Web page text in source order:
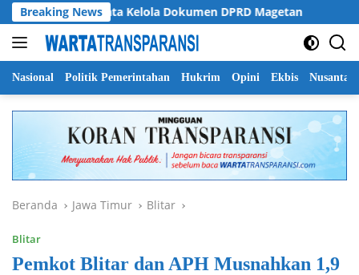
Langsung
ke
konten
Breaking News
Soroti Tata Kelola Dokumen DPRD Magetan
Nasional Politik Pemerintahan Hukrim Opini Ekbis Nusantara
Beranda Jawa Timur Blitar
Blitar
Pemkot Blitar dan APH Musnahkan 1,9